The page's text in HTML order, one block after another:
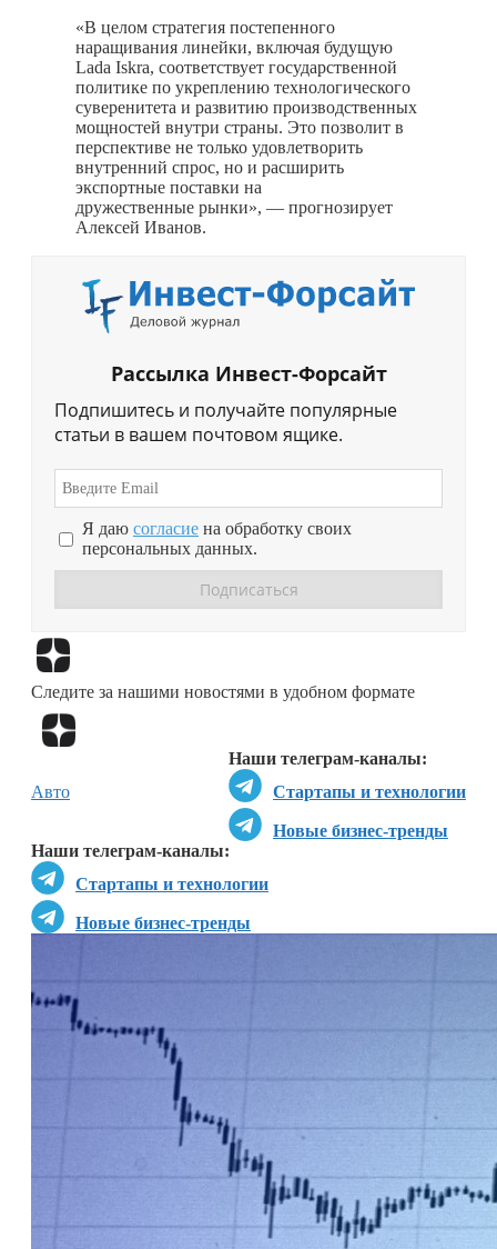
«В целом стратегия постепенного
наращивания линейки, включая будущую
Lada Iskra, соответствует государственной
политике по укреплению технологического
суверенитета и развитию производственных
мощностей внутри страны. Это позволит в
перспективе не только удовлетворить
внутренний спрос, но и расширить
экспортные поставки на
дружественные рынки», — прогнозирует
Алексей Иванов.
Рассылка Инвест-Форсайт
Подпишитесь и получайте популярные
статьи в вашем почтовом ящике.
Я даю согласие на обработку своих
персональных данных.
Следите за нашими новостями в удобном формате
Наши телеграм-каналы:
Стартапы и технологии
Новые бизнес-тренды
Наши телеграм-каналы:
Стартапы и технологии
Новые бизнес-тренды
Авто